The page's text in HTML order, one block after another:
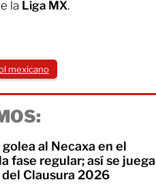
la Liga MX.
mexicano
al Necaxa en el
fase regular; así se juega
Clausura 2026